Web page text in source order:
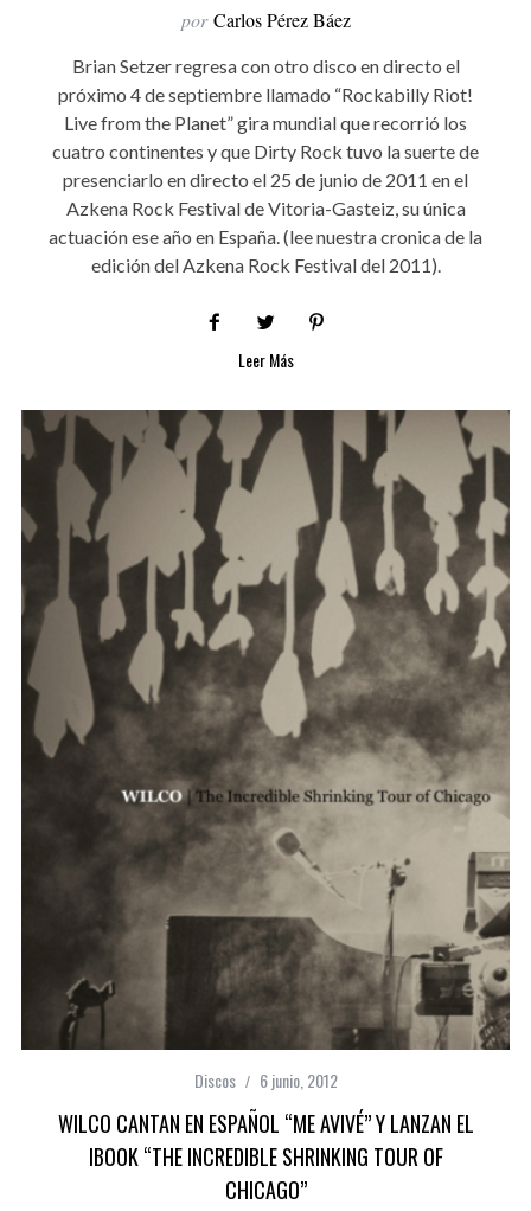
por Carlos Pérez Báez
Brian Setzer regresa con otro disco en directo el
próximo 4 de septiembre llamado “Rockabilly Riot!
Live from the Planet” gira mundial que recorrió los
cuatro continentes y que Dirty Rock tuvo la suerte de
presenciarlo en directo el 25 de junio de 2011 en el
Azkena Rock Festival de Vitoria-Gasteiz, su única
actuación ese año en España. (lee nuestra cronica de la
edición del Azkena Rock Festival del 2011).
Leer Más
Discos 6 junio, 2012
WILCO CANTAN EN ESPAÑOL “ME AVIVÉ” Y LANZAN EL
IBOOK “THE INCREDIBLE SHRINKING TOUR OF
CHICAGO”